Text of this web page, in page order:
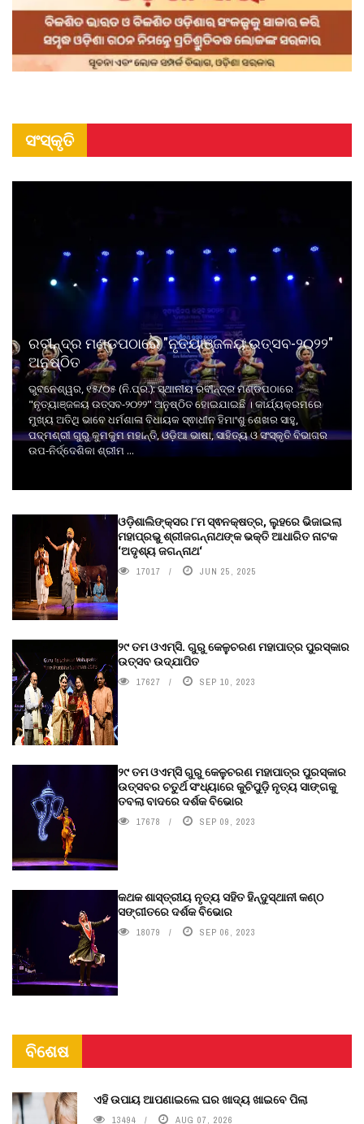
ସଂସ୍କୃତି
ରବୀନ୍ଦ୍ର ମଣ୍ଡପଠାରେ "ନୃତ୍ୟାଞ୍ଜଳୟ ଉତ୍ସବ-୨୦୨୨"
ଅନୁଷ୍ଠିତ
ଭୁବନେଶ୍ୱର, ୧୫/୦୫ (ନି.ପ୍ର.): ସ୍ଥାନୀୟ ରବୀନ୍ଦ୍ର ମଣ୍ଡପଠାରେ
"ନୃତ୍ୟାଞ୍ଜଳୟ ଉତ୍ସବ-୨୦୨୨" ଅନୁଷ୍ଠିତ ହୋଇଯାଇଛି । କାର୍ଯ୍ୟକ୍ରମରେ
ମୁଖ୍ୟ ଅତିଥି ଭାବେ ଧର୍ମଶାଳା ବିଧାୟକ ସ୍ଵାଧୀନ ହିମାଂଶୁ ଶେଖର ସାହୁ,
ପଦ୍ମଶ୍ରୀ ଗୁରୁ କୁମକୁମ ମହାନ୍ତି, ଓଡ଼ିଆ ଭାଷା, ସାହିତ୍ୟ ଓ ସଂସ୍କୃତି ବିଭାଗର
ଉପ-ନିର୍ଦ୍ଦେଶିକା ଶ୍ରୀମ ...
ଓଡ଼ିଶାଲିଙ୍କ୍ସର ୮ମ ସ୍ଵନକ୍ଷତ୍ର, ଲୁହରେ ଭିଜାଇଲା
ମହାପ୍ରଭୁ ଶ୍ରୀଜଗନ୍ନାଥଙ୍କ ଭକ୍ତି ଆଧାରିତ ନାଟକ
‘ଅଦୃଶ୍ୟ ଜଗନ୍ନାଥ‘
17017 JUN 25, 2025
୨୯ ତମ ଓଏମ୍‌ସି. ଗୁରୁ କେଳୁଚରଣ ମହାପାତ୍ର ପୁରସ୍କାର
ଉତ୍ସବ ଉଦ୍‍ଯାପିତ
17627 SEP 10, 2023
୨୯ ତମ ଓଏମ୍‌ସି ଗୁରୁ କେଳୁଚରଣ ମହାପାତ୍ର ପୁରସ୍କାର
ଉତ୍ସବର ଚତୁର୍ଥ ସଂଧ୍ୟାରେ କୁଚିପୁଡ଼ି ନୃତ୍ୟ ସାଙ୍ଗକୁ
ତବଲା ବାଦରେ ଦର୍ଶକ ବିଭୋର
17678 SEP 09, 2023
କଥକ ଶାସ୍ତ୍ରୀୟ ନୃତ୍ୟ ସହିତ ହିନ୍ଦୁସ୍ଥାନୀ କଣ୍ଠ
ସଙ୍ଗୀତରେ ଦର୍ଶକ ବିଭୋର
18079 SEP 06, 2023
ବିଶେଷ
ଏହି ଉପାୟ ଆପଣାଇଲେ ଘର ଖାଦ୍ୟ ଖାଇବେ ପିଲା
13494 AUG 07, 2026